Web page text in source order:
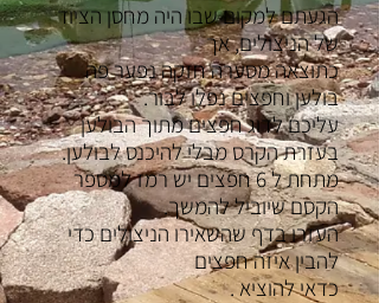
הגעתם למקום שבו היה מחסן הציוד
של הניצולים, אך
כתוצאה מסערה חזקה נפער פה
בולען וחפצים נפלו לבור.
עליכם לדוג חפצים מתוך הבולען
בעזרת הקרס מבלי להיכנס לבולען.
מתחת ל 6 חפצים יש רמז למספר
הקסם שיוביל להמשך.
העזרו בדף שהשאירו הניצולים כדי
להבין איזה חפצים
כדאי להוציא .